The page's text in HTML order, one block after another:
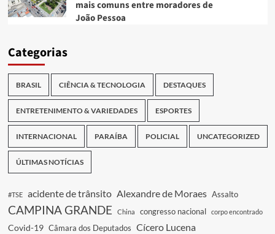
mais comuns entre moradores de
João Pessoa
Categorias
BRASIL CIÊNCIA & TECNOLOGIA DESTAQUES
ENTRETENIMENTO & VARIEDADES ESPORTES
INTERNACIONAL PARAÍBA POLICIAL UNCATEGORIZED
ÚLTIMAS NOTÍCIAS
#TSE acidente de trânsito Alexandre de Moraes Assalto
CAMPINA GRANDE China congresso nacional corpo encontrado
Covid-19 Câmara dos Deputados Cícero Lucena